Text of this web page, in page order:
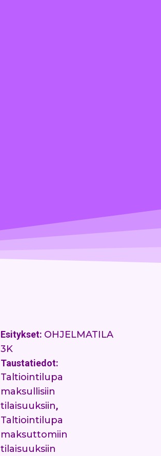
Esitykset: OHJELMATILA
3K
Taustatiedot:
Taltiointilupa
maksullisiin
tilaisuuksiin,
Taltiointilupa
maksuttomiin
tilaisuuksiin